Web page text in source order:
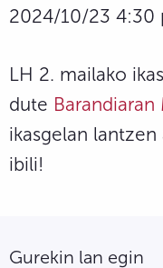
2024/10/23 4:30
LH 2. mailako
dute Barandiaran
ikasgelan
ibili!
Gurekin lan egin